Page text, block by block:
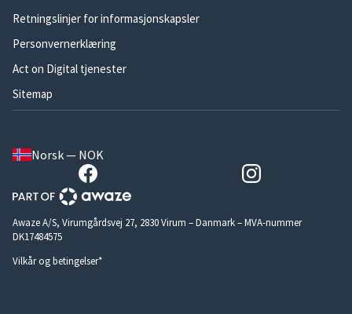
Retningslinjer for informasjonskapsler
Personvernerklæring
Act on Digital tjenester
Sitemap
Norsk — NOK
Awaze A/S, Virumgårdsvej 27, 2830 Virum – Danmark – MVA-nummer
DK17484575
Vilkår og betingelser*